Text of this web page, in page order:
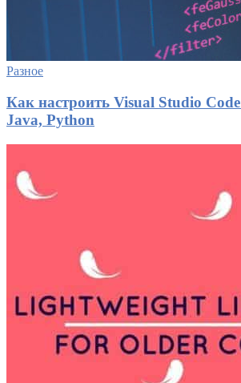
Разное
Как настроить Visual Studio
Java, Python